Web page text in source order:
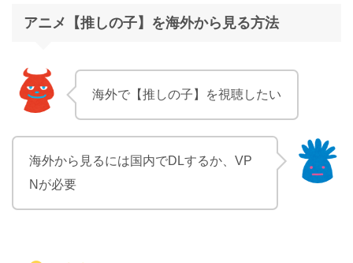
アニメ【推しの子】を海外から見る方法
海外で【推しの子】を視聴したい
海外から見るには国内でDLするか、VP
Nが必要